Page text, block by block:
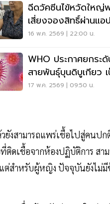
ฉีดวัคซีนไข้หวัดให
เสี่ยงจองสิทธิ์ผ่านแอ
16 พ.ค. 2569 | 22:00 น.
WHO ประกาศยกระ
สายพันธุ์บุนดิบูเกียว เ
ระดับโลก
17 พ.ค. 2569 | 09:50 น.
ยังสามารถแพร่เชื้อไปสู่คนป
ดเชื้อจากห้องปฏิบัติการ สา
ต่สำหรับผู้หญิง ปัจจุบันยังไ